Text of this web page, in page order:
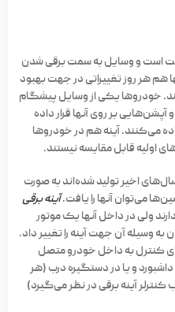
است و وسایل به سمت برقی شدن
هم هر روز تغییراتی در جهت بهبود
خودروها یکی از وسایل پیشگام
بر روی آنها قرار داده
می‌کنند. آینه هم در خودروها
اولیه قابل مقایسه نیستند.
اخیر تولید شده‌اند به صورت
می‌توان آنها را یافت.آینه برقی
ولی در داخل آنها یک موتور
وسیله آن جهت آینه را تغییر داد.
کنترل به داخل خودرو متصل
و یا در دستگیره درب (هر
آینه برقی در نظر می‌گیرد)